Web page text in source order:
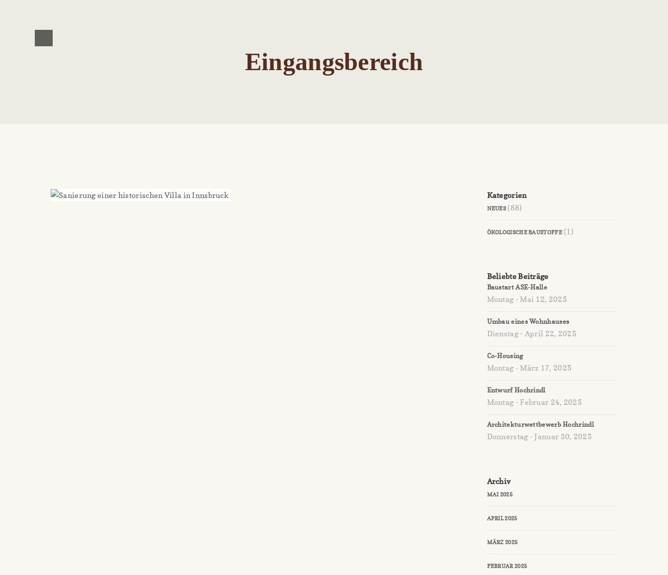
Eingangsbereich
Kategorien
NEUES(88)
ÖKOLOGISCHE BAUSTOFFE(1)
Beliebte Beiträge
Baustart ASE-Halle
Montag - Mai 12, 2025
Umbau eines Wohnhauses
Dienstag - April 22, 2025
Co-Housing
Montag - März 17, 2025
Entwurf Hochrindl
Montag - Februar 24, 2025
Architekturwettbewerb Hochrindl
Donnerstag - Januar 30, 2025
Archiv
MAI 2025
APRIL 2025
MÄRZ 2025
FEBRUAR 2025